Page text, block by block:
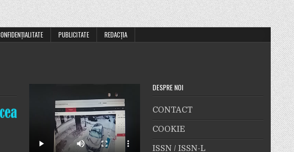
PUBLICITATE REDACȚIA
DESPRE NOI
CONTACT
COOKIE
ISSN / ISSN-L